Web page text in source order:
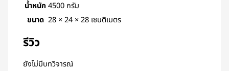
น้ำหนัก 4500 กรัม
ขนาด 28 × 24 × 28 เซนติเมตร
รีวิว
ยังไม่มีบทวิจารณ์